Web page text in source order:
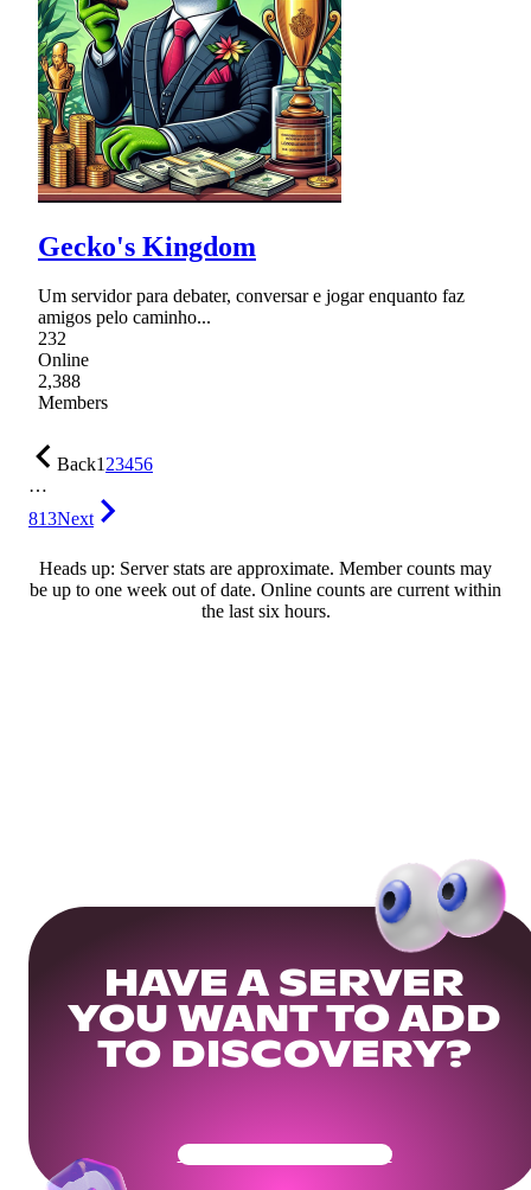
Gecko's Kingdom
Um servidor para debater, conversar e jogar enquanto faz
amigos pelo caminho...
232
Online
2,388
Members
Back123456
…
813Next
Heads up: Server stats are approximate. Member counts may
be up to one week out of date. Online counts are current within
the last six hours.
HAVE A SERVER
YOU WANT TO ADD
TO DISCOVERY?
Get Your Community Ready